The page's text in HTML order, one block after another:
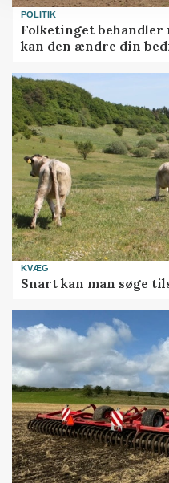
POLITIK
Folketinget behandler
kan den ændre din
KVÆG
Snart kan man søge